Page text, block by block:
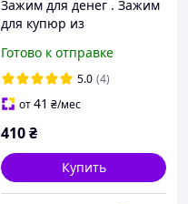
Зажим для денег . Зажим
для купюр из
Кожаный коричневый
зажим мужской. Кожаный
подарок
Готово к отправке
5.0 (4)
от41 ₴/мес
410₴
Купить